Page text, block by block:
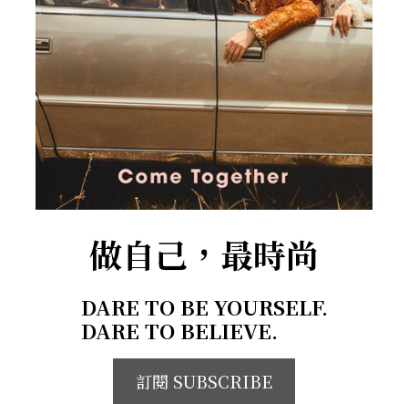
做自己，最時尚
DARE TO BE YOURSELF.
DARE TO BELIEVE.
訂閱 SUBSCRIBE